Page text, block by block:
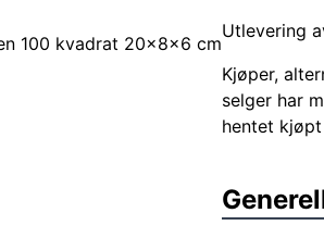
100 kvadrat 20x8x6 cm
Utlevering
Kjøper,
selger har
hentet